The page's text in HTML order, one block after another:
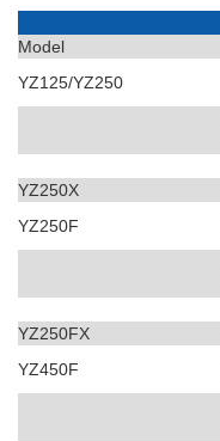
Model
YZ125/YZ250
YZ250X
YZ250F
YZ250FX
YZ450F